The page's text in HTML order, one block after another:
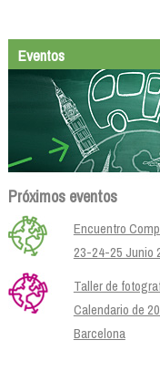
Eventos
Próximos eventos
Encuentro
23-24-25 Junio
Taller de
Calendario de
Barcelona